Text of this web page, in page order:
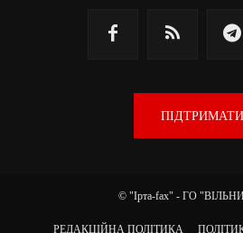
ПІДТРИМАТИ
© "Ірта-fax" - ГО
РЕДАКЦІЙНА ПОЛІТИКА